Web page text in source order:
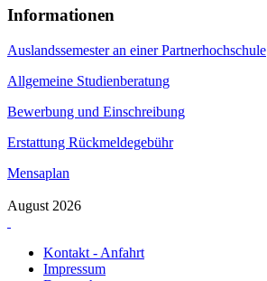
Informationen
Auslandssemester an einer Partnerhochschule
Allgemeine Studienberatung
Bewerbung und Einschreibung
Erstattung Rückmeldegebühr
Mensaplan
August 2026
Kontakt - Anfahrt
Impressum